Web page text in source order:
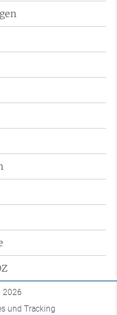
und Tracking